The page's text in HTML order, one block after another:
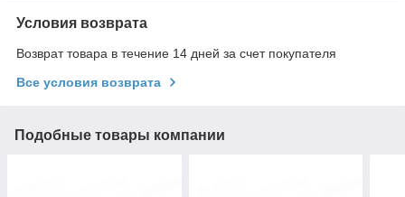
Условия возврата
Возврат товара в течение 14 дней за счет покупателя
Все условия возврата
Подобные товары компании